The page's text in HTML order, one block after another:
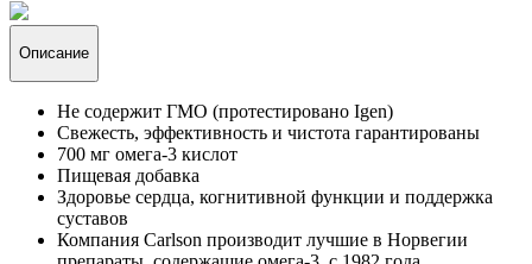
Описание
Не содержит ГМО (протестировано Igen)
Свежесть, эффективность и чистота гарантированы
700 мг омега-3 кислот
Пищевая добавка
Здоровье сердца, когнитивной функции и поддержка
суставов
Компания Carlson производит лучшие в Норвегии